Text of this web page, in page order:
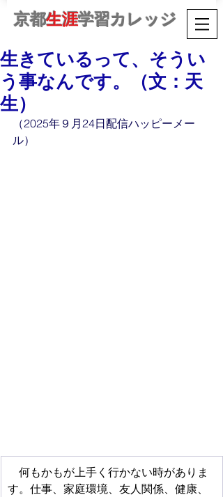
京都生涯学習カレッジ
生きているって、そうい
う事なんです。（文：天
生）
（2025年９月24日配信ハッピーメー
ル）
何もかもが上手く行かない時がありま
す。仕事、家庭環境、友人関係、健康、